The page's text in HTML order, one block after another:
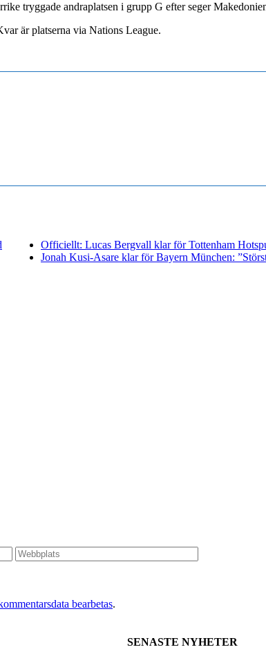
tryggade andraplatsen i grupp G efter seger
är platserna via Nations League.
Officiellt: Lucas Bergvall klar för Tottenham
Jonah Kusi-Asare klar för Bayern München:
bearbetas.
SENASTE NYHETER